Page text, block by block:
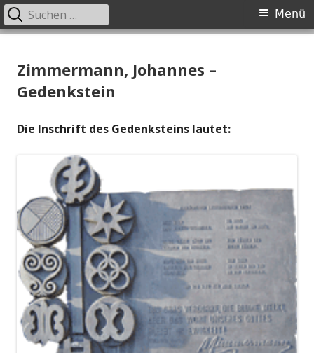
zum
Primäres
Menü
Suchen
nach:
Zimmermann, Johannes –
Gedenkstein
Die Inschrift des Gedenksteins lautet: